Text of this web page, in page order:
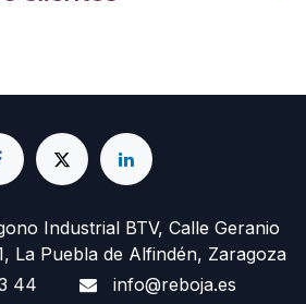
Industrial BTV, Calle Geranio
La Puebla de Alfindén, Zaragoza
44
info@reboja.es